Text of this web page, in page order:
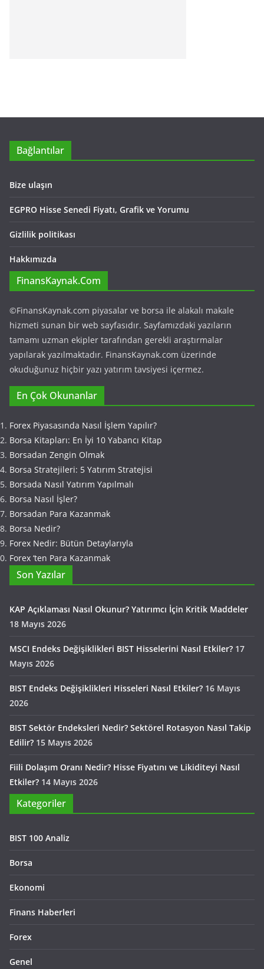
Bağlantılar
Bize ulaşın
EGPRO Hisse Senedi Fiyatı, Grafik ve Yorumu
Gizlilik politikası
Hakkımızda
FinansKaynak.Com
©FinansKaynak.com piyasalar ve borsa ile alakalı makale
hizmeti sunan bir web sayfasıdır. Sayfamızdaki yazıların
tamamı uzman ekipler tarafından gerekli araştırmalar
yapılarak yazılmaktadır. FinansKaynak.com üzerinde
okuduğunuz hiçbir yazı yatırım tavsiyesi içermez.
En Çok Okunanlar
Forex Piyasasında Nasıl İşlem Yapılır?
Borsa Kitapları: En İyi 10 Yabancı Kitap
Borsadan Zengin Olmak
Borsa Stratejileri: 5 Yatırım Stratejisi
Borsada Nasıl Yatırım Yapılmalı
Borsa Nasıl İşler?
Borsadan Para Kazanmak
Borsa Nedir?
Forex Nedir: Bütün Detaylarıyla
Forex ‘ten Para Kazanmak
Son Yazılar
KAP Açıklaması Nasıl Okunur? Yatırımcı İçin Kritik Maddeler
18 Mayıs 2026
MSCI Endeks Değişiklikleri BIST Hisselerini Nasıl Etkiler? 17
Mayıs 2026
BIST Endeks Değişiklikleri Hisseleri Nasıl Etkiler? 16 Mayıs
2026
BIST Sektör Endeksleri Nedir? Sektörel Rotasyon Nasıl Takip
Edilir? 15 Mayıs 2026
Fiili Dolaşım Oranı Nedir? Hisse Fiyatını ve Likiditeyi Nasıl
Etkiler? 14 Mayıs 2026
Kategoriler
BIST 100 Analiz
Borsa
Ekonomi
Finans Haberleri
Forex
Genel